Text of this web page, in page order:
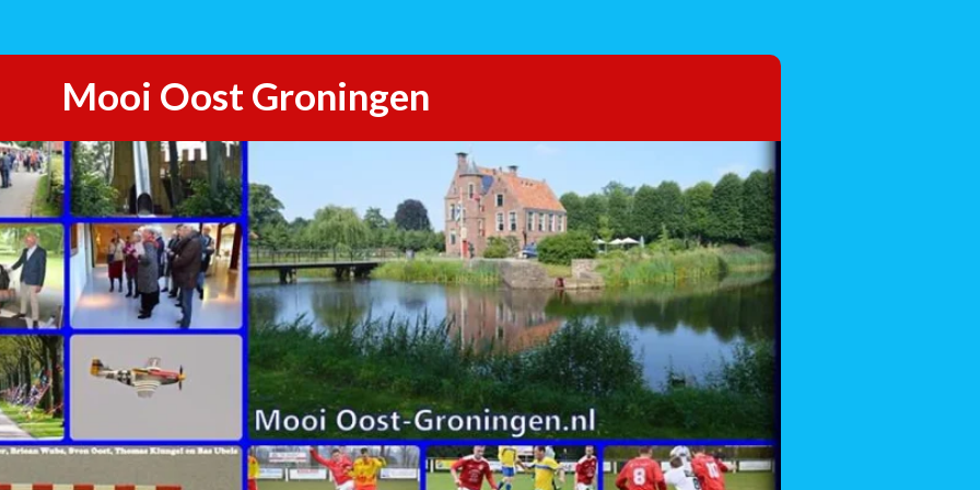
Mooi Oost Groningen